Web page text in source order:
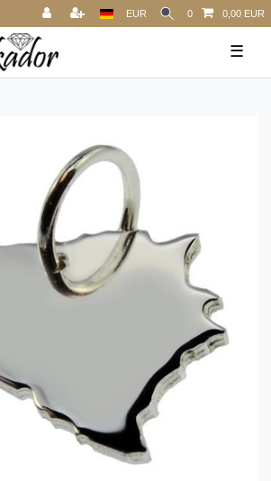
EUR 0 0,00 EUR
☰